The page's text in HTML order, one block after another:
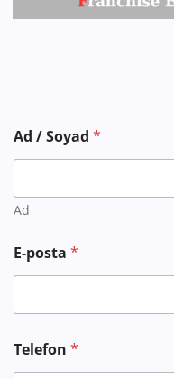
Ad / Soyad*
Ad
E-posta*
Telefon*